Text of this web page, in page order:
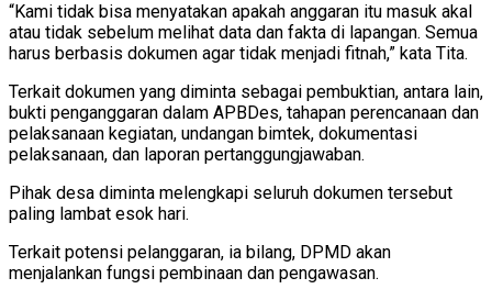
“Kami tidak bisa menyatakan apakah anggaran itu masuk akal
atau tidak sebelum melihat data dan fakta di lapangan. Semua
harus berbasis dokumen agar tidak menjadi fitnah,” kata Tita.
Terkait dokumen yang diminta sebagai pembuktian, antara lain,
bukti penganggaran dalam APBDes, tahapan perencanaan dan
pelaksanaan kegiatan, undangan bimtek, dokumentasi
pelaksanaan, dan laporan pertanggungjawaban.
Pihak desa diminta melengkapi seluruh dokumen tersebut
paling lambat esok hari.
Terkait potensi pelanggaran, ia bilang, DPMD akan
menjalankan fungsi pembinaan dan pengawasan.